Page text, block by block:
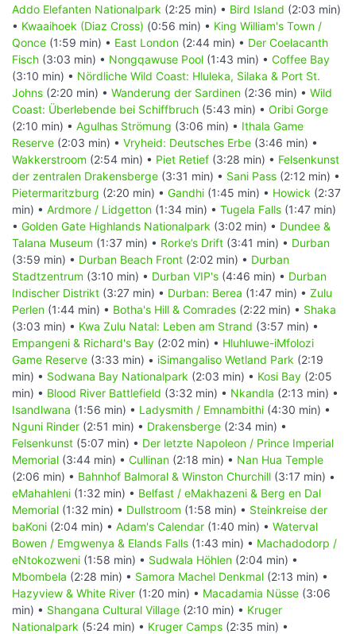
Addo Elefanten Nationalpark (2:25 min) • Bird Island (2:03 min)
• Kwaaihoek (Diaz Cross) (0:56 min) • King William's Town /
Qonce (1:59 min) • East London (2:44 min) • Der Coelacanth
Fisch (3:03 min) • Nongqawuse Pool (1:43 min) • Coffee Bay
(3:10 min) • Nördliche Wild Coast: Hluleka, Silaka & Port St.
Johns (2:20 min) • Wanderung der Sardinen (2:36 min) • Wild
Coast: Überlebende bei Schiffbruch (5:43 min) • Oribi Gorge
(2:10 min) • Agulhas Strömung (3:06 min) • Ithala Game
Reserve (2:03 min) • Vryheid: Deutsches Erbe (3:46 min) •
Wakkerstroom (2:54 min) • Piet Retief (3:28 min) • Felsenkunst
der zentralen Drakensberge (3:31 min) • Sani Pass (2:12 min) •
Pietermaritzburg (2:20 min) • Gandhi (1:45 min) • Howick (2:37
min) • Ardmore / Lidgetton (1:34 min) • Tugela Falls (1:47 min)
• Golden Gate Highlands Nationalpark (3:02 min) • Dundee &
Talana Museum (1:37 min) • Rorke’s Drift (3:41 min) • Durban
(3:59 min) • Durban Beach Front (2:02 min) • Durban
Stadtzentrum (3:10 min) • Durban VIP's (4:46 min) • Durban
Indischer Distrikt (3:27 min) • Durban: Berea (1:47 min) • Zulu
Perlen (1:44 min) • Botha's Hill & Comrades (2:22 min) • Shaka
(3:03 min) • Kwa Zulu Natal: Leben am Strand (3:57 min) •
Empangeni & Richard's Bay (2:02 min) • Hluhluwe-iMfolozi
Game Reserve (3:33 min) • iSimangaliso Wetland Park (2:19
min) • Sodwana Bay Nationalpark (2:03 min) • Kosi Bay (2:05
min) • Blood River Battlefield (3:32 min) • Nkandla (2:13 min) •
Isandlwana (1:56 min) • Ladysmith / Emnambithi (4:30 min) •
Nguni Rinder (2:51 min) • Drakensberge (2:34 min) •
Felsenkunst (5:07 min) • Der letzte Napoleon / Prince Imperial
Memorial (3:44 min) • Cullinan (2:18 min) • Nan Hua Temple
(2:06 min) • Bahnhof Balmoral & Winston Churchill (3:17 min) •
eMahahleni (1:32 min) • Belfast / eMakhazeni & Berg en Dal
Memorial (1:32 min) • Dullstroom (1:58 min) • Steinkreise der
baKoni (2:04 min) • Adam's Calendar (1:40 min) • Waterval
Bowen / Emgwenya & Elands Falls (1:43 min) • Machadodorp /
eNtokozweni (1:58 min) • Sudwala Höhlen (2:04 min) •
Mbombela (2:28 min) • Samora Machel Denkmal (2:13 min) •
Hazyview & White River (1:20 min) • Macadamia Nüsse (3:06
min) • Shangana Cultural Village (2:10 min) • Kruger
Nationalpark (5:24 min) • Kruger Camps (2:35 min) •